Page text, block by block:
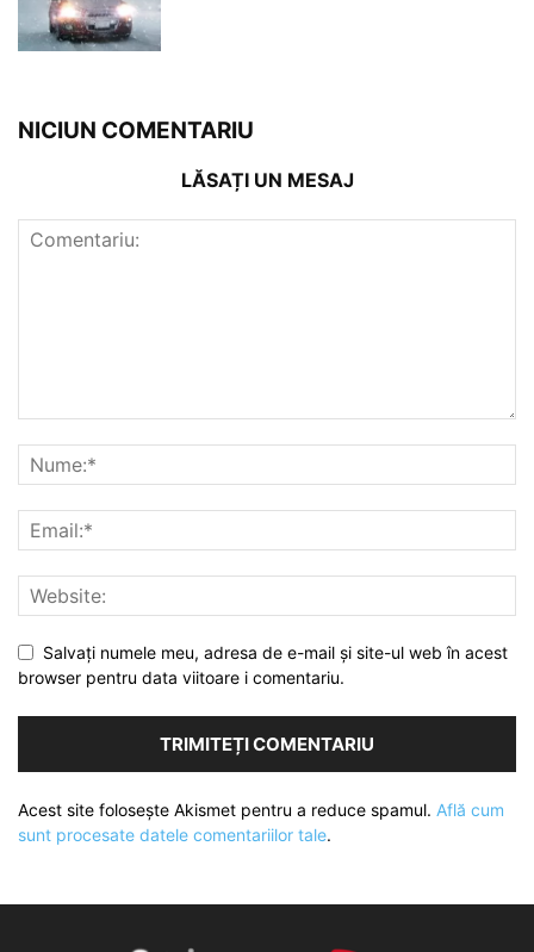
NICIUN COMENTARIU
LĂSAȚI UN MESAJ
Salvați numele meu, adresa de e-mail și site-ul web în acest
browser pentru data viitoare i comentariu.
Acest site folosește Akismet pentru a reduce spamul. Află cum
sunt procesate datele comentariilor tale.